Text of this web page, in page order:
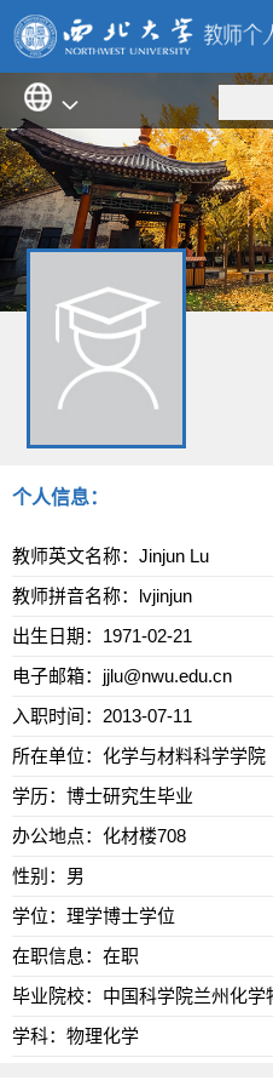
个人信息：
教师英文名称：Jinjun Lu
教师拼音名称：lvjinjun
出生日期：1971-02-21
电子邮箱： jjlu@nwu.edu.cn
入职时间：2013-07-11
所在单位：化学与材料科学学院
学历：博士研究生毕业
办公地点：化材楼708
性别：男
学位：理学博士学位
在职信息：在职
毕业院校：中国科学院兰州化学
学科：物理化学